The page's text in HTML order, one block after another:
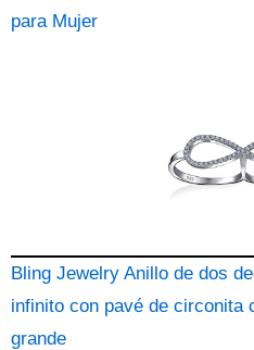
para Mujer
Bling Jewelry Anillo de dos
infinito con pavé de circonita
grande